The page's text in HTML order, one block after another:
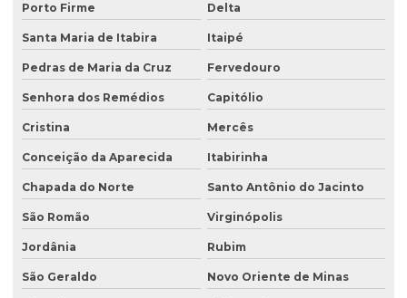
Porto Firme Delta
Santa Maria de Itabira Itaipé
Pedras de Maria da Cruz Fervedouro
Senhora dos Remédios Capitólio
Cristina Mercês
Conceição da Aparecida Itabirinha
Chapada do Norte Santo Antônio do Jacinto
São Romão Virginópolis
Jordânia Rubim
São Geraldo Novo Oriente de Minas